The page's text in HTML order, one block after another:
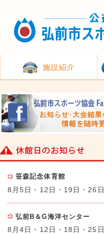
施設紹介
笹森記念体育館
8月5日・12日・19日・26日
弘前B＆G海洋センター
8月4日・12日・18日・25日